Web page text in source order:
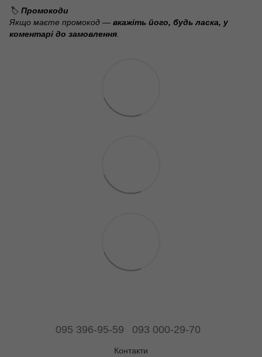
🏷️ Промокоди
Якщо маєте промокод — вкажіть його, будь ласка, у
коментарі до замовлення
095 396-95-59 093 000-29-70
Контакти